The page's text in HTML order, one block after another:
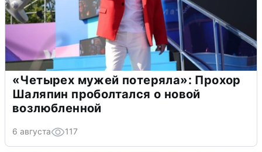
«Четырех мужей потеряла»: Прохор
Шаляпин проболтался о новой
возлюбленной
6 августа 117